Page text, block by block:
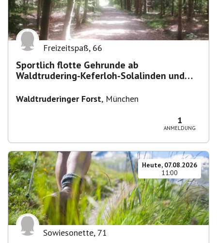
Freizeitspaß, 66
Sportlich flotte Gehrunde ab
Waldtrudering-Keferloh-Solalinden und
Waldtruderinger Forst, München
1
ANMELDUNG
Heute, 07.08.2026
11:00
Sowiesonette, 71